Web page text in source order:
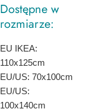
Dostępne w
rozmiarze:
EU IKEA:
110x125cm
EU/US: 70x100cm
EU/US:
100x140cm